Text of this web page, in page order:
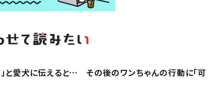
と愛犬に伝えると… その後のワンちゃんの行動に「可